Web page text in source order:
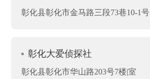
彰化县彰化市金马路三段73巷10-1号
彰化大爱侦探社
彰化县彰化市华山路203号7楼|室